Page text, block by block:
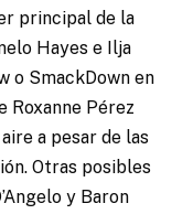
principal de la
Hayes e Ilja
o SmackDown en
Roxanne Pérez
a pesar de las
Otras posibles
y Baron